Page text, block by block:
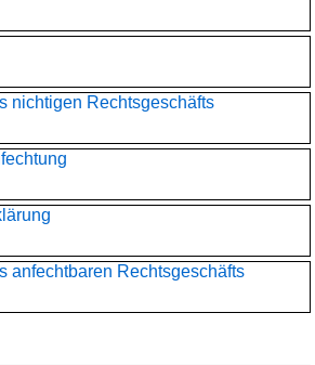
nichtigen Rechtsgeschäfts
anfechtbaren Rechtsgeschäfts